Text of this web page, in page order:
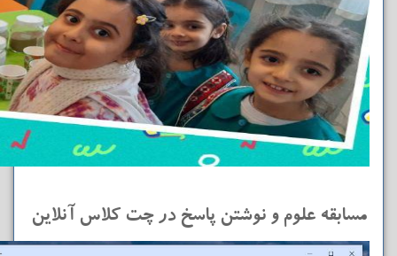
مسابقه علوم و نوشتن پاسخ در چت کلاس آنلاین